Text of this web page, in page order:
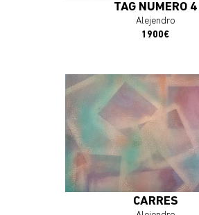
TAG NUMÉRO 4
Alejendro
1900€
CARRÉS
En savoir plus
J'ACHÈTE L'OEUVRE